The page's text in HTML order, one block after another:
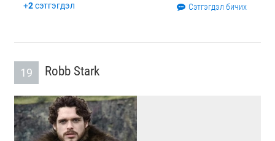
+2сэтгэгдэл Сэтгэгдэл бичих
19 Robb Stark